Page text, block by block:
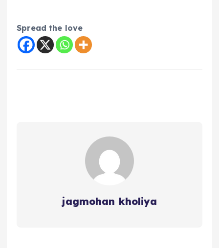
Spread the love
jagmohan kholiya